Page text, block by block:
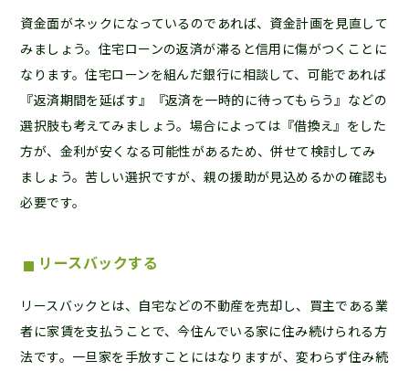
資金面がネックになっているのであれば、資金計画を見直して
みましょう。住宅ローンの返済が滞ると信用に傷がつくことに
なります。住宅ローンを組んだ銀行に相談して、可能であれば
『返済期間を延ばす』『返済を一時的に待ってもらう』などの
選択肢も考えてみましょう。場合によっては『借換え』をした
方が、金利が安くなる可能性があるため、併せて検討してみ
ましょう。苦しい選択ですが、親の援助が見込めるかの確認も
必要です。
リースバックする
リースバックとは、自宅などの不動産を売却し、買主である業
者に家賃を支払うことで、今住んでいる家に住み続けられる方
法です。一旦家を手放すことにはなりますが、変わらず住み続